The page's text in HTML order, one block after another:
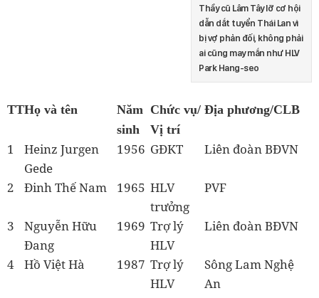
Thầy cũ Lâm Tây lỡ cơ hội
dẫn dắt tuyển Thái Lan vì
bị vợ phản đối, không phải
ai cũng may mắn như HLV
Park Hang-seo
TTHọ và tên
Năm
sinh
Chức vụ/
Vị trí
Địa phương/CLB
1
Heinz Jurgen
Gede
1956 GĐKT Liên đoàn BĐVN
2 Đinh Thế Nam 1965 HLV
trưởng
PVF
3
Nguyễn Hữu
Đang
1969 Trợ lý
HLV
Liên đoàn BĐVN
4 Hồ Việt Hà 1987 Trợ lý
HLV
Sông Lam Nghệ
An